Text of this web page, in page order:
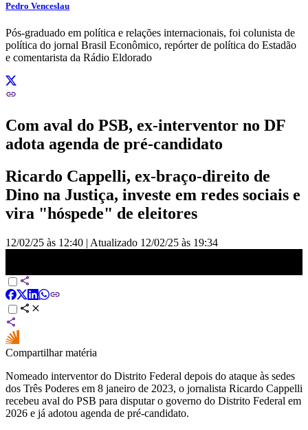
Pedro Venceslau
Pós-graduado em política e relações internacionais, foi colunista de
política do jornal Brasil Econômico, repórter de política do Estadão
e comentarista da Rádio Eldorado
Com aval do PSB, ex-interventor no DF
adota agenda de pré-candidato
Ricardo Cappelli, ex-braço-direito de
Dino na Justiça, investe em redes sociais e
vira "hóspede" de eleitores
12/02/25 às 12:40 | Atualizado 12/02/25 às 19:34
Compartilhar matéria
Nomeado interventor do Distrito Federal depois do ataque às sedes
dos Três Poderes em 8 janeiro de 2023, o jornalista Ricardo Cappelli
recebeu aval do PSB para disputar o governo do Distrito Federal em
2026 e já adotou agenda de pré-candidato.